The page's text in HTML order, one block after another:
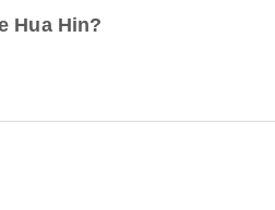
Hua Hin?